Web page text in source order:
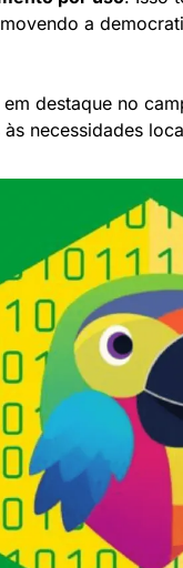
a
destaque no
necessidades